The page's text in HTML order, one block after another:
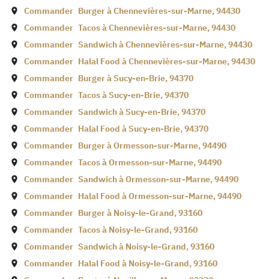
Commander Burger àChennevières-sur-Marne,94430
Commander Tacos àChennevières-sur-Marne,94430
Commander Sandwich àChennevières-sur-Marne,94430
Commander Halal Food àChennevières-sur-Marne,94430
Commander Burger àSucy-en-Brie,94370
Commander Tacos àSucy-en-Brie,94370
Commander Sandwich àSucy-en-Brie,94370
Commander Halal Food àSucy-en-Brie,94370
Commander Burger àOrmesson-sur-Marne,94490
Commander Tacos àOrmesson-sur-Marne,94490
Commander Sandwich àOrmesson-sur-Marne,94490
Commander Halal Food àOrmesson-sur-Marne,94490
Commander Burger à Noisy-le-Grand,93160
Commander Tacos à Noisy-le-Grand,93160
Commander Sandwich à Noisy-le-Grand,93160
Commander Halal Food à Noisy-le-Grand,93160